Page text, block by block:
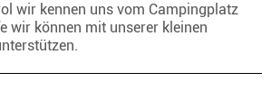
wir kennen uns vom Campingplatz
wir können mit unserer kleinen